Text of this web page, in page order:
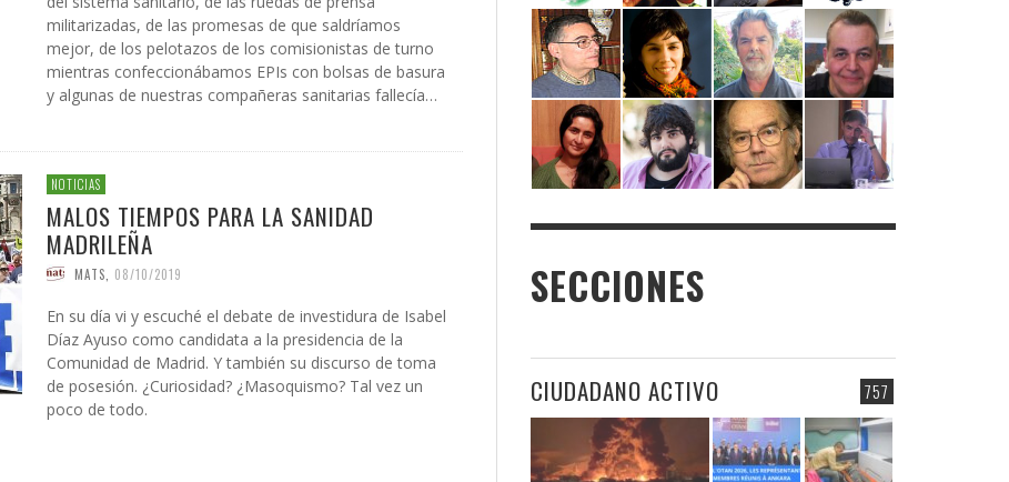
militarizadas, de las promesas de que saldríamos
mejor, de los pelotazos de los comisionistas de turno
mientras confeccionábamos EPIs con bolsas de basura
y algunas de nuestras compañeras sanitarias fallecía…
NOTICIAS
MALOS TIEMPOS PARA LA SANIDAD
MADRILEÑA
MATS 08/10/2019
En su día vi y escuché el debate de investidura de Isabel
Díaz Ayuso como candidata a la presidencia de la
Comunidad de Madrid. Y también su discurso de toma
de posesión. ¿Curiosidad? ¿Masoquismo? Tal vez un
poco de todo.
SECCIONES
757
CIUDADANO ACTIVO